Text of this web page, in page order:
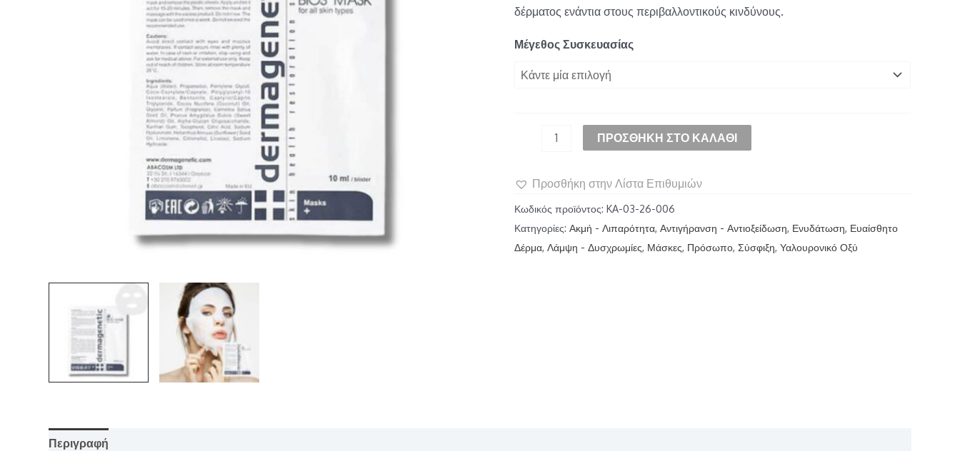
δέρματος ενάντια στους περιβαλλοντικούς κινδύνους.
Μέγεθος Συσκευασίας
ΠΡΟΣΘΉΚΗ ΣΤΟ ΚΑΛΆΘΙ
Προσθήκη στην Λίστα Επιθυμιών
Κωδικός προϊόντος:KA-03-26-006
Κατηγορίες:Ακμή - Λιπαρότητα,Αντιγήρανση - Αντιοξείδωση, Ενυδάτωση, Ευαίσθητο
Δέρμα,Λάμψη - Δυσχρωμίες, Μάσκες, Πρόσωπο,Σύσφιξη,Υαλουρονικό Οξύ
Περιγραφή